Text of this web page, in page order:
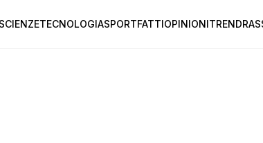
TECNOLOGIASPORTFATTIOPINIONITREND